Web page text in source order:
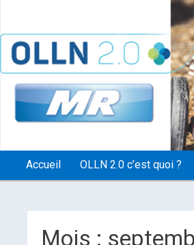
OLLN2.0
Accueil OLLN 2.0 c’est quoi ?
Mois :